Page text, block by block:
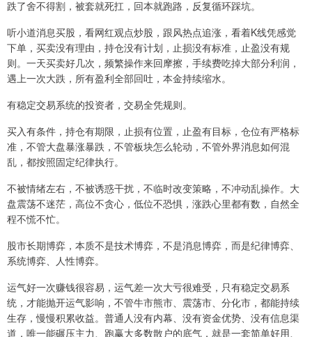
跌了舍不得割，被套就死扛，回本就跑路，反复循环踩坑。
听小道消息买股，看网红观点炒股，跟风热点追涨，看着K线凭感觉
下单，买卖没有理由，持仓没有计划，止损没有标准，止盈没有规
则。一天买卖好几次，频繁操作来回摩擦，手续费吃掉大部分利润，
遇上一次大跌，所有盈利全部回吐，本金持续缩水。
有稳定交易系统的投资者，交易全凭规则。
买入有条件，持仓有期限，止损有位置，止盈有目标，仓位有严格标
准，不管大盘暴涨暴跌，不管板块怎么轮动，不管外界消息如何混
乱，都按照固定纪律执行。
不被情绪左右，不被诱惑干扰，不临时改变策略，不冲动乱操作。大
盘震荡不迷茫，高位不贪心，低位不恐惧，涨跌心里都有数，自然全
程不慌不忙。
股市长期博弈，本质不是技术博弈，不是消息博弈，而是纪律博弈、
系统博弈、人性博弈。
运气好一次赚钱很容易，运气差一次大亏很难受，只有稳定交易系
统，才能抛开运气影响，不管牛市熊市、震荡市、分化市，都能持续
生存，慢慢积累收益。普通人没有内幕、没有资金优势、没有信息渠
道，唯一能碾压主力、跑赢大多数散户的底气，就是一套简单好用、